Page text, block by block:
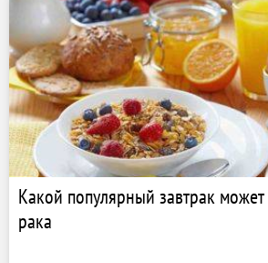
Какой популярный завтрак
рака